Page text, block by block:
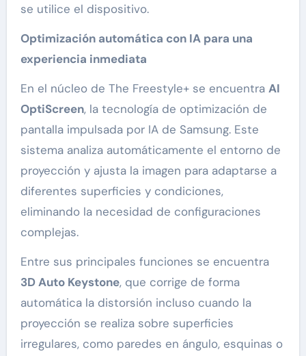
se utilice el dispositivo.
Optimización automática con IA para una
experiencia inmediata
En el núcleo de The Freestyle+ se encuentra AI
OptiScreen, la tecnología de optimización de
pantalla impulsada por IA de Samsung. Este
sistema analiza automáticamente el entorno de
proyección y ajusta la imagen para adaptarse a
diferentes superficies y condiciones,
eliminando la necesidad de configuraciones
complejas.
Entre sus principales funciones se encuentra
3D Auto Keystone, que corrige de forma
automática la distorsión incluso cuando la
proyección se realiza sobre superficies
irregulares, como paredes en ángulo, esquinas o